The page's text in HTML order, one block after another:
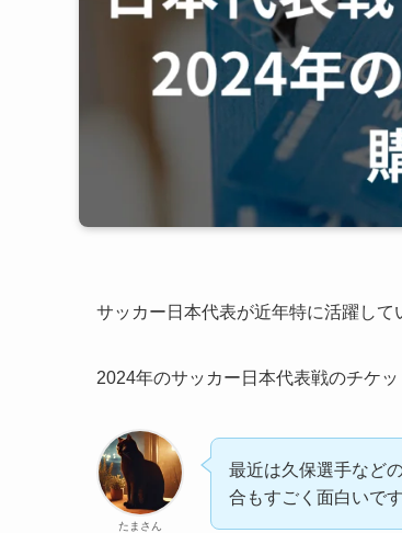
サッカー日本代表が近年特に活躍して
2024年のサッカー日本代表戦のチケ
たまさん
最近は久保選手など
合もすごく面白いで